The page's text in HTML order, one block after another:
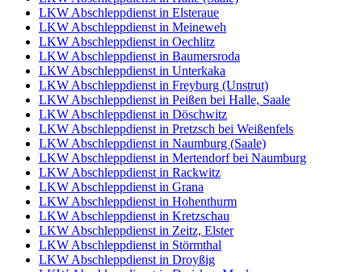
LKW Abschleppdienst in Elsteraue
LKW Abschleppdienst in Meineweh
LKW Abschleppdienst in Oechlitz
LKW Abschleppdienst in Baumersroda
LKW Abschleppdienst in Unterkaka
LKW Abschleppdienst in Freyburg (Unstrut)
LKW Abschleppdienst in Peißen bei Halle, Saale
LKW Abschleppdienst in Döschwitz
LKW Abschleppdienst in Pretzsch bei Weißenfels
LKW Abschleppdienst in Naumburg (Saale)
LKW Abschleppdienst in Mertendorf bei Naumburg
LKW Abschleppdienst in Rackwitz
LKW Abschleppdienst in Grana
LKW Abschleppdienst in Hohenthurm
LKW Abschleppdienst in Kretzschau
LKW Abschleppdienst in Zeitz, Elster
LKW Abschleppdienst in Störmthal
LKW Abschleppdienst in Droyßig